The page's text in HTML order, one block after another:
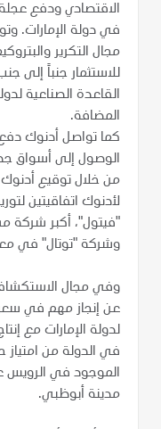
الاقتصادي ودفع عجلة
في دولة الإمارات.
مجال التكرير
للاستثمار جنباً إلى
القاعدة الصناعية
المضافة.
كما تواصل أدنوك
الوصول إلى أسواق
من خلال توقيع أدنوك
لأدنوك اتفاقيتين
"فيتول"، أكبر شركة
وشركة "توتال" في
وفي مجال الاستكشاف
عن إنجاز مهم في
لدولة الإمارات مع
في الدولة من امتياز
مدينة أبوظبي.